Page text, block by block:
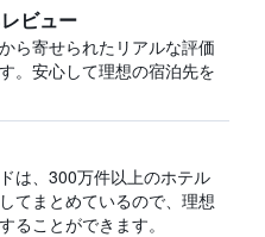
ビュー
ら寄せられたリアルな評価
。安心して理想の宿泊先を
は、300万件以上のホテル
てまとめているので、理想
ることができます。